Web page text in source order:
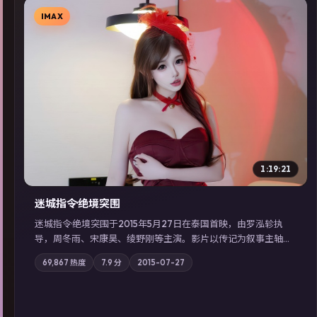
▶
IMAX
1:19:21
迷城指令·绝境突围
迷城指令·绝境突围于2015年5月27日在泰国首映，由罗泓轸执
导，周冬雨、宋康昊、绫野刚等主演。影片以传记为叙事主轴，
记忆碎片重组后，主角发现自己从未活过“真实”的一天；摄影与
配乐强化地域气质；站内亦可通过「国产免费观看高清电视剧在
69,867 热度 7.9 分 2015-07-27